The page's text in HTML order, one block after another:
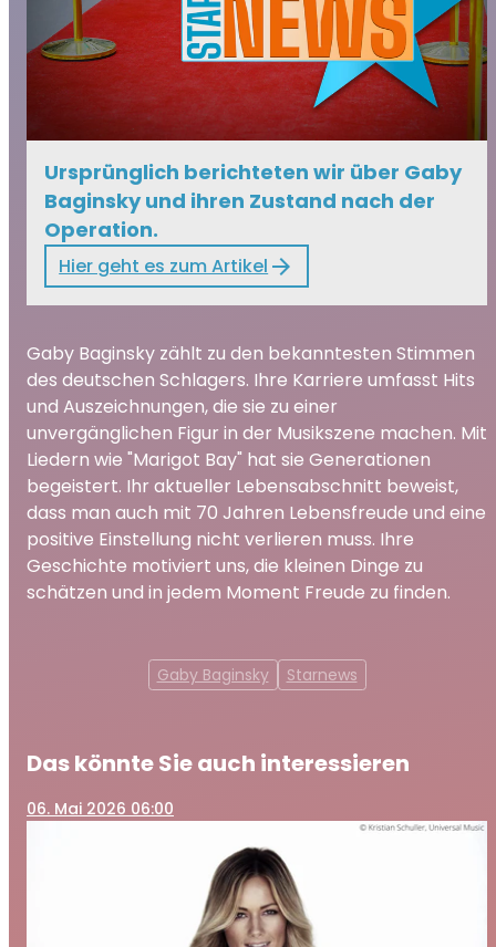
Ursprünglich berichteten wir über Gaby
Baginsky und ihren Zustand nach der
Operation.
Hier geht es zum Artikel
Gaby Baginsky zählt zu den bekanntesten Stimmen
des deutschen Schlagers. Ihre Karriere umfasst Hits
und Auszeichnungen, die sie zu einer
unvergänglichen Figur in der Musikszene machen. Mit
Liedern wie "Marigot Bay" hat sie Generationen
begeistert. Ihr aktueller Lebensabschnitt beweist,
dass man auch mit 70 Jahren Lebensfreude und eine
positive Einstellung nicht verlieren muss. Ihre
Geschichte motiviert uns, die kleinen Dinge zu
schätzen und in jedem Moment Freude zu finden.
Gaby Baginsky Starnews
Das könnte Sie auch interessieren
06. Mai 2026 06:00